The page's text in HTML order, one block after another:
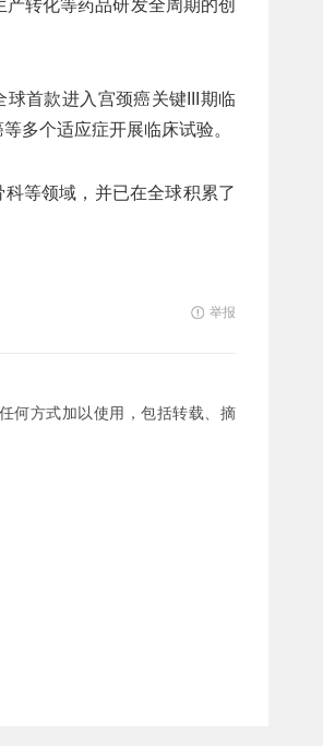
转化等药品研发全周期的创
首款进入宫颈癌关键III期临
多个适应症开展临床试验。
等领域，并已在全球积累了
举报
何方式加以使用，包括转载、摘